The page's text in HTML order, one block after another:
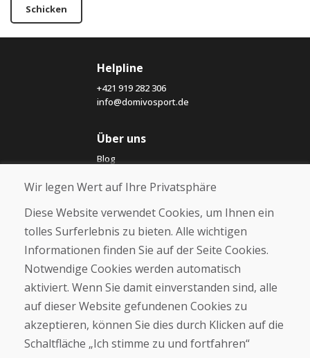
Schicken
Helpline
+421 919 282 306
info@domivosport.de
Über uns
Blog
Geschäft
Kaufen
E-Shop
Impressum
Geschäftsbedingungen
Zahlung
Beschwerde
Rückgabe und Umtausch von Waren
Wir legen Wert auf Ihre Privatsphäre
Diese Website verwendet Cookies, um Ihnen ein
tolles Surferlebnis zu bieten. Alle wichtigen
Informationen finden Sie auf der Seite Cookies.
Notwendige Cookies werden automatisch
aktiviert. Wenn Sie damit einverstanden sind, alle
auf dieser Website gefundenen Cookies zu
akzeptieren, können Sie dies durch Klicken auf die
Schaltfläche „Ich stimme zu und fortfahren“